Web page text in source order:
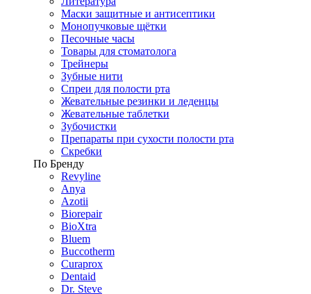
Маски защитные и антисептики
Монопучковые щётки
Песочные часы
Товары для стоматолога
Трейнеры
Зубные нити
Спреи для полости рта
Жевательные резинки и леденцы
Жевательные таблетки
Зубочистки
Препараты при сухости полости рта
Скребки
По Бренду
Revyline
Anya
Azotii
Biorepair
BioXtra
Bluem
Buccotherm
Curaprox
Dentaid
Dr. Steve